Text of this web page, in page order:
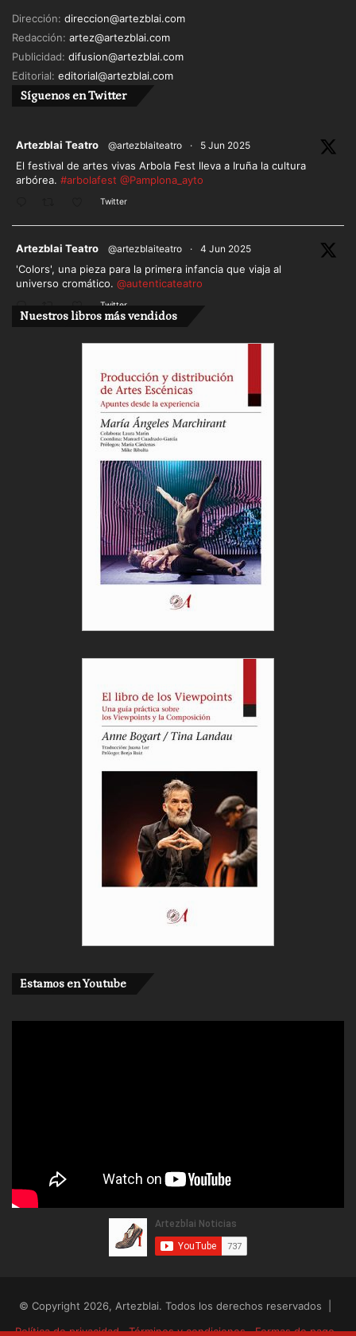
Dirección: direccion@artezblai.com
Redacción: artez@artezblai.com
Publicidad: difusion@artezblai.com
Editorial: editorial@artezblai.com
Síguenos en Twitter
Artezblai Teatro @artezblaiteatro · 5 Jun 2025
El festival de artes vivas Arbola Fest lleva a Iruña la cultura
arbórea. #arbolafest @Pamplona_ayto
Twitter
Artezblai Teatro @artezblaiteatro · 4 Jun 2025
'Colors', una pieza para la primera infancia que viaja al
universo cromático. @autenticateatro
Twitter
Cargar más
Nuestros libros más vendidos
Estamos en Youtube
© Copyright 2026, Artezblai. Todos los derechos reservados |
Política de privacidad
Términos y condiciones Formas de pago